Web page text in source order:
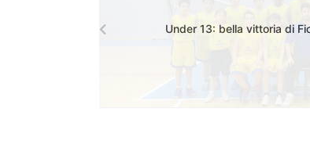
Under 13: bella vittoria di